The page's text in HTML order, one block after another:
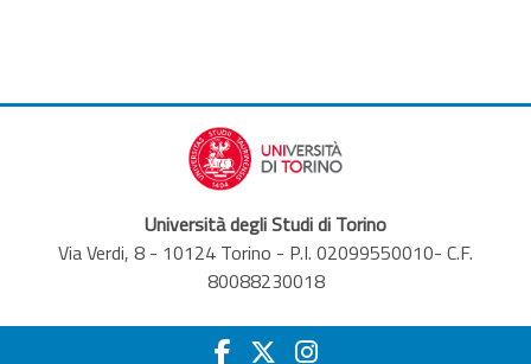
Università degli Studi di Torino
Via Verdi, 8 - 10124 Torino - P.I. 02099550010- C.F.
80088230018